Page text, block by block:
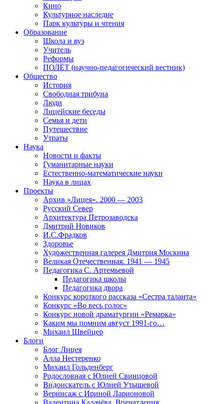
Кино
Культурное наследие
Парк культуры и чтения
Образование
Школа и вуз
Учитель
Реформы
ПОЛЁТ (научно-педагогический вестник)
Общество
История
Свободная трибуна
Люди
Лицейские беседы
Семья и дети
Путешествие
Утраты
Наука
Новости и факты
Гуманитарные науки
Естественно-математические науки
Наука в лицах
Проекты
Архив «Лицея». 2000 — 2003
Русский Север
Архитектура Петрозаводска
Дмитрий Новиков
И.С.Фрадков
Здоровье
Художественная галерея Дмитрия Москина
Великая Отечественная. 1941 — 1945
Педагогика С. Артемьевой
Педагогика школы
Педагогика двора
Конкурс короткого рассказа «Сестра таланта»
Конкурс «Во весь голос»
Конкурс новой драматургии «Ремарка»
Каким мы помним август 1991-го…
Михаил Швейцер
Блоги
Блог Лицея
Алла Нестеренко
Михаил Гольденберг
Родословная с Юлией Свинцовой
Видоискатель с Юлией Утышевой
Вернисаж с Ириной Ларионовой